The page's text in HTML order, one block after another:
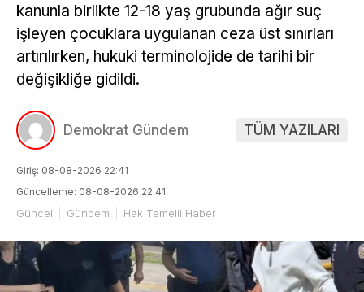
kanunla birlikte 12-18 yaş grubunda ağır suç
işleyen çocuklara uygulanan ceza üst sınırları
artırılırken, hukuki terminolojide de tarihi bir
değişikliğe gidildi.
Demokrat Gündem TÜM YAZILARI
Giriş: 08-08-2026 22:41
Güncelleme: 08-08-2026 22:41
Güncel Gündem Hak Temelli Haber